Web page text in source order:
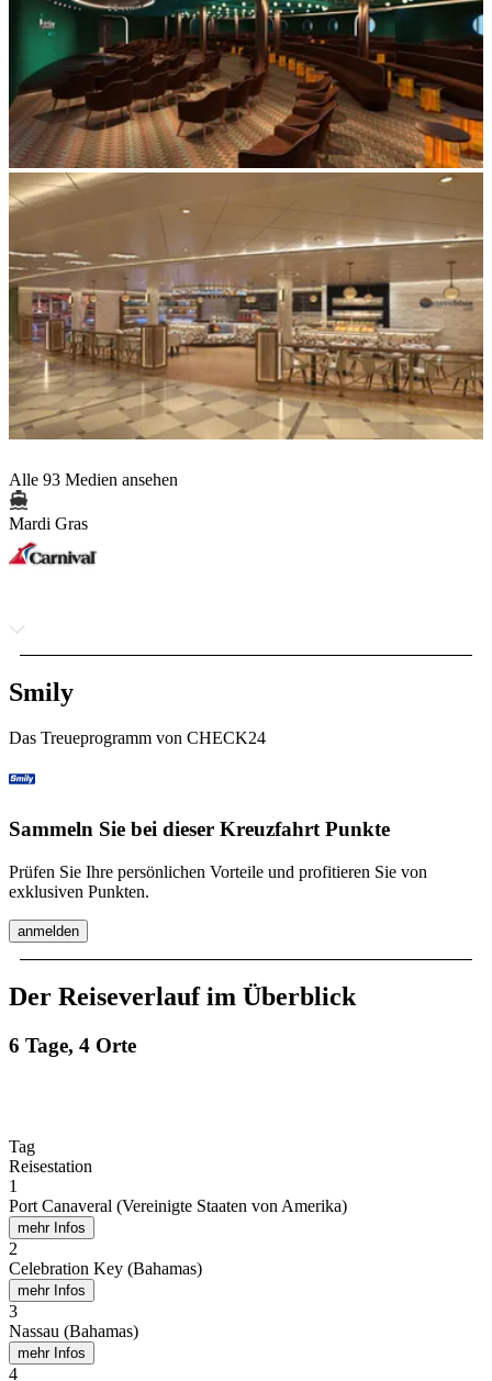
Alle 93 Medien ansehen
Mardi Gras
Smily
Das Treueprogramm von CHECK24
Sammeln Sie bei dieser Kreuzfahrt Punkte
Prüfen Sie Ihre persönlichen Vorteile und profitieren Sie von
exklusiven Punkten.
anmelden
Der Reiseverlauf im Überblick
6 Tage, 4 Orte
Tag
Reisestation
1
Port Canaveral (Vereinigte Staaten von Amerika)
mehr Infos
2
Celebration Key (Bahamas)
mehr Infos
3
Nassau (Bahamas)
mehr Infos
4